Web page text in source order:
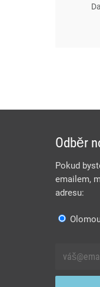
Odběr
Pokud
emailem,
adresu: